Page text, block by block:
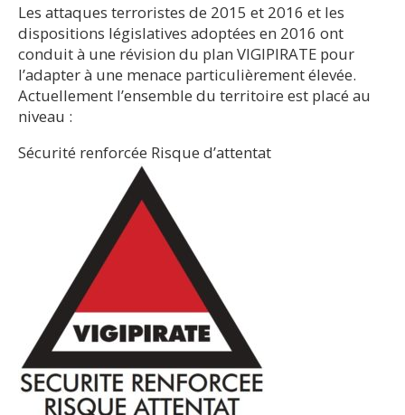
Les attaques terroristes de 2015 et 2016 et les
dispositions législatives adoptées en 2016 ont
conduit à une révision du plan VIGIPIRATE pour
l’adapter à une menace particulièrement élevée.
Actuellement l’ensemble du territoire est placé au
niveau :
Sécurité renforcée Risque d’attentat